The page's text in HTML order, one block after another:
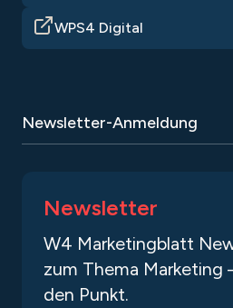
WPS4 Digital
Newsletter-Anmeldung
Newsletter
W4 Marketingblatt
zum Thema Marketing
den Punkt.